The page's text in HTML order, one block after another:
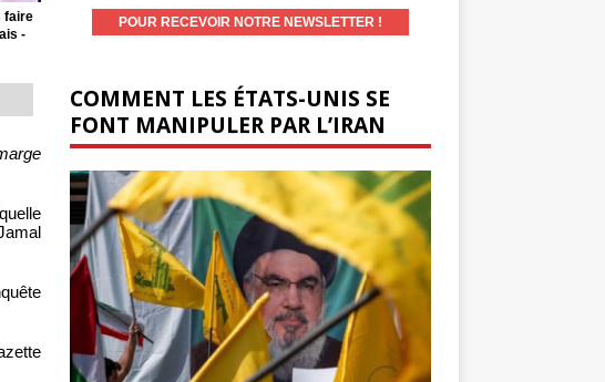
faire
-
COMMENT LES ÉTATS-UNIS SE
FONT MANIPULER PAR L’IRAN